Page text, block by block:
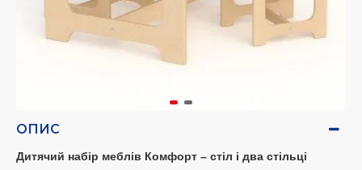
ОПИС
Дитячий набір меблів Комфорт – стіл і два стільці